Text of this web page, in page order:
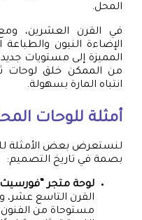
المحل.
في القرن العشرين،
الإضاءة النيون والطباعة
المميزة إلى مستويات
من الممكن خلق لوحات
انتباه المارة بسهولة.
أمثلة للوحات
لنستعرض بعض الأمثلة
بصمة في تاريخ التصميم:
لوحة متجر
القرن التاسع عشر،
مستوحاة من